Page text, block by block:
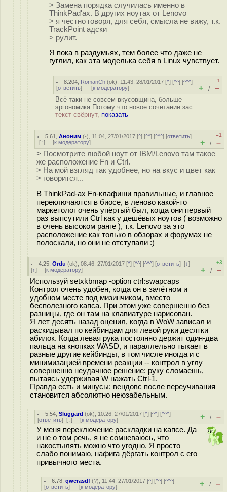
> Замена порядка случилась именно в
ThinkPad'ах. В других ноутах от Lenovo
> я честно говоря, для себя, смысла не вижу, т.к.
TrackPoint адски
> рулит.
Я пока в раздумьях, тем более что даже не
гуглил, как эта моделька себя в Linux чувствует.
8.204 RomanCh (ok), 11:43, 28/01/2017 [^] [^^] [^^^]
[ответить] [к модератору]
–1
+ / –
Всё-таки не совсем вкусовщина, больше
эргономика Потому что новое сочетание зас...
текст свёрнут, показать
5.61 ,Аноним (-), 11:04, 27/01/2017 [^] [^^] [^^^] [ответить]
[↑] [к модератору]
–1
+ / –
> Посмотрите любой ноут от IBM/Lenovo там такое
же расположение Fn и Ctrl.
> На мой взгляд так удобнее, но на вкус и цвет как
> говорится...
В ThinkPad-ах Fn-клафиши правильные, и главное
переключаются в биосе, в леново какой-то
маркетолог очень упёртый был, когда они первый
раз выпсутили Ctrl как у дешёвых ноутов ( возможно
в очень высоком ранге ), т.к. Lenovo за это
расположение как только в обзорах и форумах не
полоскали, но они не отступали :)
4.25 ,Ordu (ok), 08:46, 27/01/2017 [^] [^^] [^^^] [ответить][↓]
[↑] [к модератору]
+3
+ / –
Используй setxkbmap -option ctrl:swapcaps
Контрол очень удобен, когда он в зачётном и
удобном месте под мизинчиком, вместо
бесполезного капса. При этом уже совершенно без
разницы, где он там на клавиатуре нарисован.
Я лет десять назад оценил, когда в WoW зависал и
раскидывал по кейбиндам для левой руки десятки
абилок. Когда левая рука постоянно держит один-два
пальца на кнопках WASD, и параллельно тыкает в
разные другие кейбинды, в том числе иногда и с
минимизацией времени реакции -- контрол в углу
совершенно неудачное решение: руку сломаешь,
пытаясь удерживая W нажать Ctrl-1.
Правда есть и минусы: вендовс после переучивания
становится абсолютно неюзабельным.
5.54 ,Sluggard (ok), 10:26, 27/01/2017 [^] [^^] [^^^]
[ответить] [↓] [к модератору] + / –
У меня переключение раскладки на капсе. Да
и не о том речь, я не сомневаюсь, что
накостылять можно что угодно. Я просто
слабо понимаю, нафига дёргать контрол с его
привычного места.
6.78 ,qwerasdf (?), 11:44, 27/01/2017 [^] [^^] [^^^]
[ответить] [к модератору] + / –